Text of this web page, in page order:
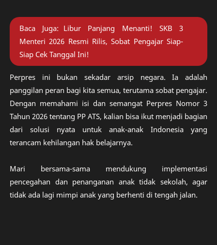
Baca Juga: Libur Panjang Menanti! SKB 3
Menteri 2026 Resmi Rilis, Sobat Pengajar Siap-
Siap Cek Tanggal Ini!
Perpres ini bukan sekadar arsip negara. Ia adalah
panggilan peran bagi kita semua, terutama sobat pengajar.
Dengan memahami isi dan semangat Perpres Nomor 3
Tahun 2026 tentang PP ATS, kalian bisa ikut menjadi bagian
dari solusi nyata untuk anak-anak Indonesia yang
terancam kehilangan hak belajarnya.
Mari bersama-sama mendukung implementasi
pencegahan dan penanganan anak tidak sekolah, agar
tidak ada lagi mimpi anak yang berhenti di tengah jalan.